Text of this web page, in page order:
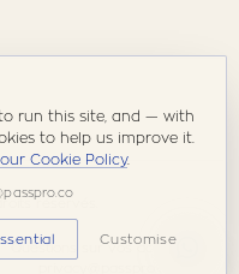
réservés.
Questions sur vos données :
to run this site, and — with
to help us improve it.
Cookie Policy.
Customise